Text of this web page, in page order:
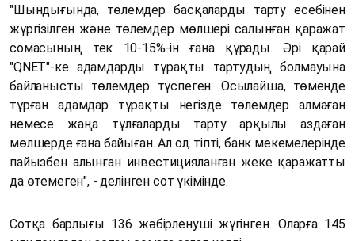
"Шындығында, төлемдер басқаларды тарту есебінен
жүргізілген және төлемдер мөлшері салынған қаражат
сомасының тек 10-15%-ін ғана құрады. Әрі қарай
"QNET"-ке адамдарды тұрақты тартудың болмауына
байланысты төлемдер түспеген. Осылайша, төменде
тұрған адамдар тұрақты негізде төлемдер алмаған
немесе жаңа тұлғаларды тарту арқылы аздаған
мөлшерде ғана байыған. Ал ол, тіпті, банк мекемелерінде
пайызбен алынған инвестицияланған жеке қаражатты
да өтемеген", - делінген сот үкімінде.
Сотқа барлығы 136 жәбірленуші жүгінген. Оларға 145